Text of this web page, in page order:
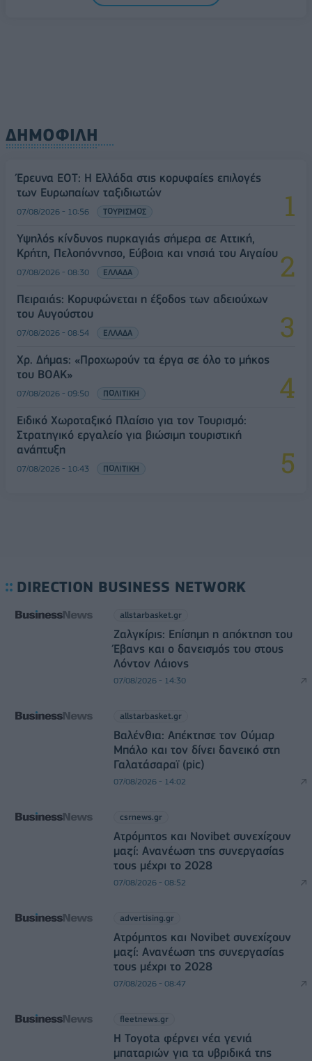
ΔΗΜΟΦΙΛΗ
Έρευνα ΕΟΤ: Η Ελλάδα στις κορυφαίες επιλογές
των Ευρωπαίων ταξιδιωτών
07/08/2026 - 10:56 ΤΟΥΡΙΣΜΟΣ
Υψηλός κίνδυνος πυρκαγιάς σήμερα σε Αττική,
Κρήτη, Πελοπόννησο, Εύβοια και νησιά του Αιγαίου
07/08/2026 - 08:30 ΕΛΛΑΔΑ
Πειραιάς: Κορυφώνεται η έξοδος των αδειούχων
του Αυγούστου
07/08/2026 - 08:54 ΕΛΛΑΔΑ
Χρ. Δήμας: «Προχωρούν τα έργα σε όλο το μήκος
του ΒΟΑΚ»
07/08/2026 - 09:50 ΠΟΛΙΤΙΚΗ
Ειδικό Χωροταξικό Πλαίσιο για τον Τουρισμό:
Στρατηγικό εργαλείο για βιώσιμη τουριστική
ανάπτυξη
07/08/2026 - 10:43 ΠΟΛΙΤΙΚΗ
DIRECTION BUSINESS NETWORK
allstarbasket.gr
Ζαλγκίρις: Επίσημη η απόκτηση του
Έβανς και ο δανεισμός του στους
Λόντον Λάιονς
07/08/2026 - 14:30
allstarbasket.gr
Βαλένθια: Απέκτησε τον Ούμαρ
Μπάλο και τον δίνει δανεικό στη
Γαλατάσαραϊ (pic)
07/08/2026 - 14:02
csrnews.gr
Ατρόμητος και Novibet συνεχίζουν
μαζί: Ανανέωση της συνεργασίας
τους μέχρι το 2028
07/08/2026 - 08:52
advertising.gr
Ατρόμητος και Novibet συνεχίζουν
μαζί: Ανανέωση της συνεργασίας
τους μέχρι το 2028
07/08/2026 - 08:47
fleetnews.gr
Η Toyota φέρνει νέα γενιά
μπαταριών για τα υβριδικά της